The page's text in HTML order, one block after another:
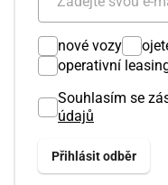
nové vozy
operativní
Souhlasím se
údajů